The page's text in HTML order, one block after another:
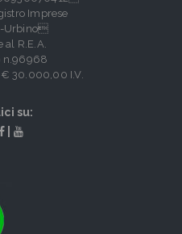
Imprese
Urbino
al R.E.A.
n.96968
30.000,00 I.V.
su: